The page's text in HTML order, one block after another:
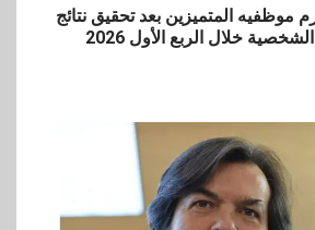
موظفيه المتميزين بعد تحقيق نتائج
خلال الربع الأول 2026